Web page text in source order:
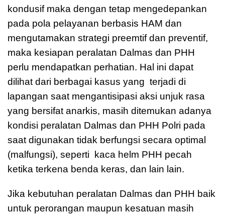
kondusif maka dengan tetap mengedepankan
pada pola pelayanan berbasis HAM dan
mengutamakan strategi preemtif dan preventif,
maka kesiapan peralatan Dalmas dan PHH
perlu mendapatkan perhatian. Hal ini dapat
dilihat dari berbagai kasus yang terjadi di
lapangan saat mengantisipasi aksi unjuk rasa
yang bersifat anarkis, masih ditemukan adanya
kondisi peralatan Dalmas dan PHH Polri pada
saat digunakan tidak berfungsi secara optimal
(malfungsi), seperti kaca helm PHH pecah
ketika terkena benda keras, dan lain lain.
Jika kebutuhan peralatan Dalmas dan PHH baik
untuk perorangan maupun kesatuan masih